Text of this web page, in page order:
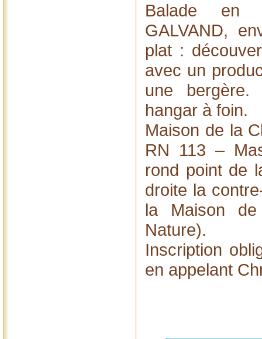
Balade en
GALVAND,
plat :
avec un
une
hangar à foin.
Maison de la
RN 113 –
rond point de
droite la
la Maison
Nature).
Inscription
en appelant